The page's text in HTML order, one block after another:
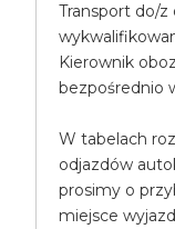
Transport do/
Kierownik
bezpośrednio
W tabelach
odjazdów
prosimy o
miejsce